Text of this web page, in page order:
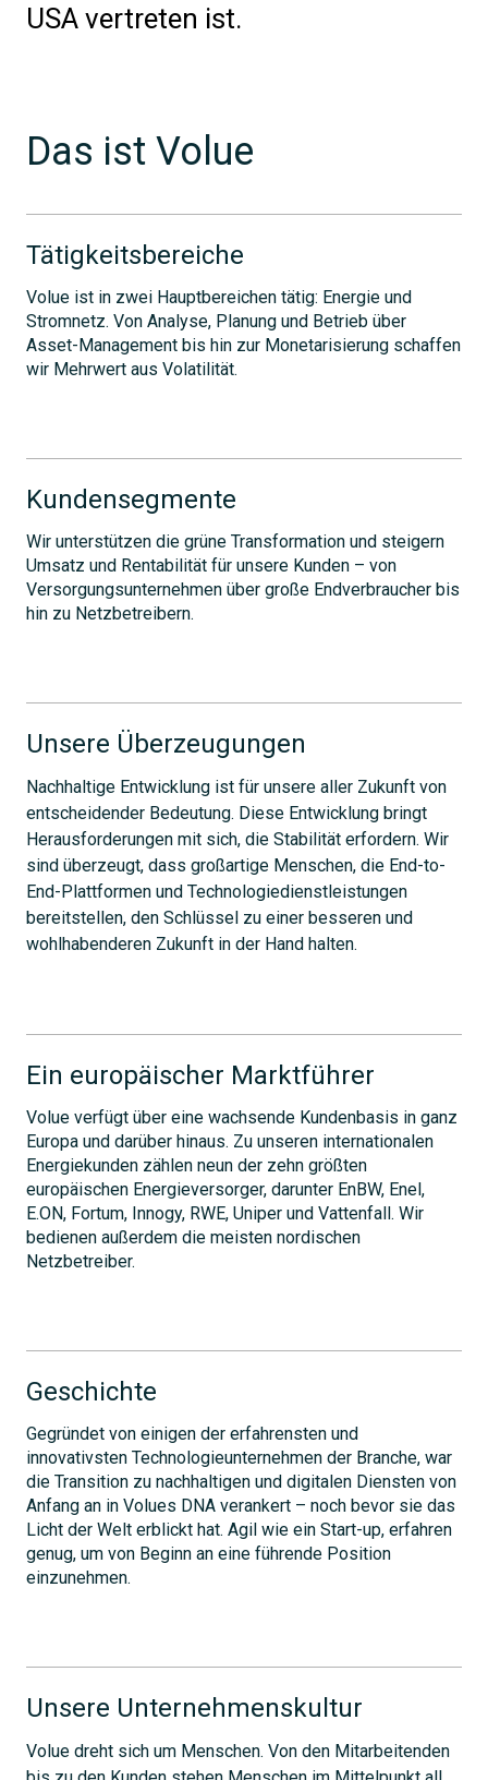
USA vertreten ist.
Das ist Volue
Tätigkeitsbereiche
Volue ist in zwei Hauptbereichen tätig: Energie und
Stromnetz. Von Analyse, Planung und Betrieb über
Asset-Management bis hin zur Monetarisierung schaffen
wir Mehrwert aus Volatilität.
Kundensegmente
Wir unterstützen die grüne Transformation und steigern
Umsatz und Rentabilität für unsere Kunden – von
Versorgungsunternehmen über große Endverbraucher bis
hin zu Netzbetreibern.
Unsere Überzeugungen
Nachhaltige Entwicklung ist für unsere aller Zukunft von
entscheidender Bedeutung. Diese Entwicklung bringt
Herausforderungen mit sich, die Stabilität erfordern. Wir
sind überzeugt, dass großartige Menschen, die End-to-
End-Plattformen und Technologiedienstleistungen
bereitstellen, den Schlüssel zu einer besseren und
wohlhabenderen Zukunft in der Hand halten.
Ein europäischer Marktführer
Volue verfügt über eine wachsende Kundenbasis in ganz
Europa und darüber hinaus. Zu unseren internationalen
Energiekunden zählen neun der zehn größten
europäischen Energieversorger, darunter EnBW, Enel,
E.ON, Fortum, Innogy, RWE, Uniper und Vattenfall. Wir
bedienen außerdem die meisten nordischen
Netzbetreiber.
Geschichte
Gegründet von einigen der erfahrensten und
innovativsten Technologieunternehmen der Branche, war
die Transition zu nachhaltigen und digitalen Diensten von
Anfang an in Volues DNA verankert – noch bevor sie das
Licht der Welt erblickt hat. Agil wie ein Start-up, erfahren
genug, um von Beginn an eine führende Position
einzunehmen.
Unsere Unternehmenskultur
Volue dreht sich um Menschen. Von den Mitarbeitenden